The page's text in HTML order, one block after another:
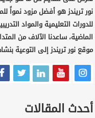
نور تريندز هو أفضل مزود
للدورات التعليمية والمواد
الماضية، ساعدنا الآلاف من
موقع نور تريندز إلى التوعية
أحدث المقالات